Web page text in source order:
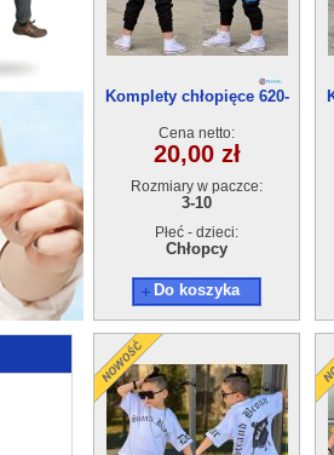
Komplety chłopięce 620-
Cena netto:
20,00 zł
Rozmiary w paczce:
3-10
Płeć - dzieci:
Chłopcy
Do koszyka